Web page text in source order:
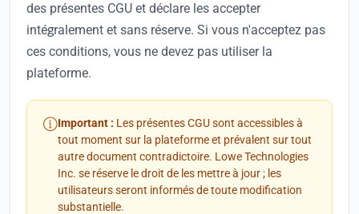
des présentes CGU et déclare les accepter
intégralement et sans réserve. Si vous n'acceptez pas
ces conditions, vous ne devez pas utiliser la
plateforme.
Important : Les présentes CGU sont accessibles à
tout moment sur la plateforme et prévalent sur tout
autre document contradictoire. Lowe Technologies
Inc. se réserve le droit de les mettre à jour ; les
utilisateurs seront informés de toute modification
substantielle.